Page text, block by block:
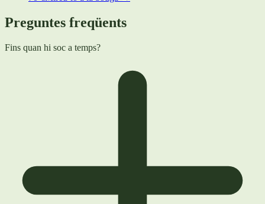
Preguntes freqüents
Fins quan hi soc a temps?